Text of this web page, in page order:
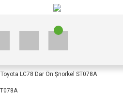
Toyota LC78 Dar Ön Şnorkel ST078A